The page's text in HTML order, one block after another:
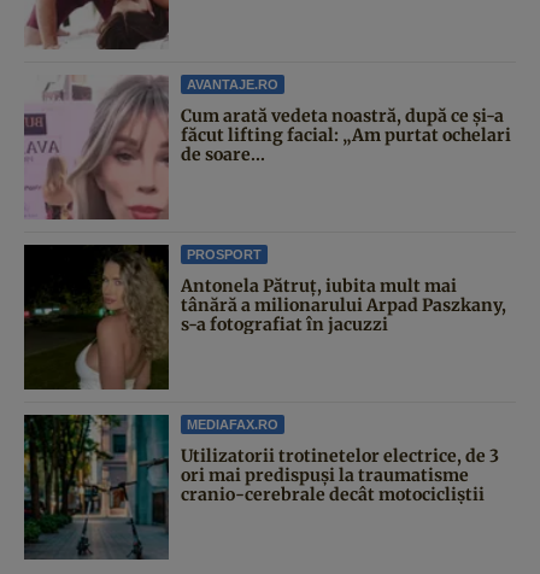
AVANTAJE.RO
Cum arată vedeta noastră, după ce și-a
făcut lifting facial: „Am purtat ochelari
de soare...
PROSPORT
Antonela Pătruț, iubita mult mai
tânără a milionarului Arpad Paszkany,
s-a fotografiat în jacuzzi
MEDIAFAX.RO
Utilizatorii trotinetelor electrice, de 3
ori mai predispuși la traumatisme
cranio-cerebrale decât motocicliștii